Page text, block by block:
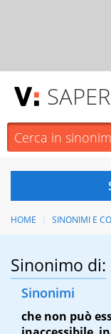
HOME SINONIMI E
Sinonimo di:
Sinonimi
che non può